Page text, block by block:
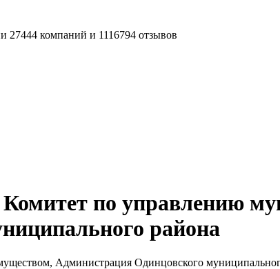
27444 компаний и 1116794 отзывов
по управлению
района
Администрация Одинцовского